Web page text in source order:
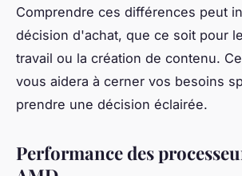
Comprendre ces différences peut
décision d'achat, que ce soit pour
travail ou la création de contenu.
vous aidera à cerner vos besoins
prendre une décision éclairée.
Performance des